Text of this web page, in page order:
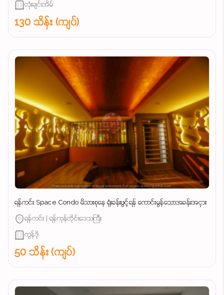
လုံးချင်းအိမ်
130 သိန်း (ကျပ်)
ရန်ကင်း Space Condo မိသားစုနေ ရုံးခန်းဖွင့်ရန် ကောင်းမွန်သောအခန်းအငှား
ရန်ကင်း | ရန်ကုန်တိုင်းဒေသကြီး
ကွန်ဒို
50 သိန်း (ကျပ်)